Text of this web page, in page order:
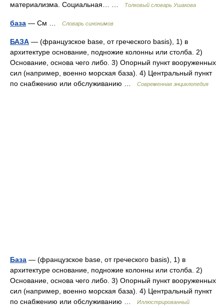
материализма. Социальная… …
Толковый словарь Ушакова
база — См … Словарь синонимов
БАЗА — (французское base, от греческого basis), 1) в
архитектуре основание, подножие колонны или столба. 2)
Основание, основа чего либо. 3) Опорный пункт вооруженных
сил (например, военно морская база). 4) Центральный пункт
по снабжению или обслуживанию …
Современная энциклопедия
База — (французское base, от греческого basis), 1) в
архитектуре основание, подножие колонны или столба. 2)
Основание, основа чего либо. 3) Опорный пункт вооруженных
сил (например, военно морская база). 4) Центральный пункт
по снабжению или обслуживанию …
Иллюстрированный